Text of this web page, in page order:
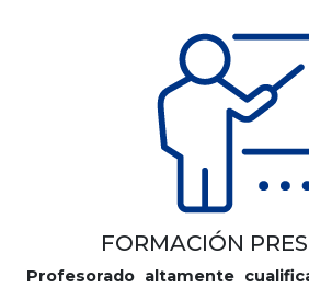
FORMACIÓN
Profesorado altamente